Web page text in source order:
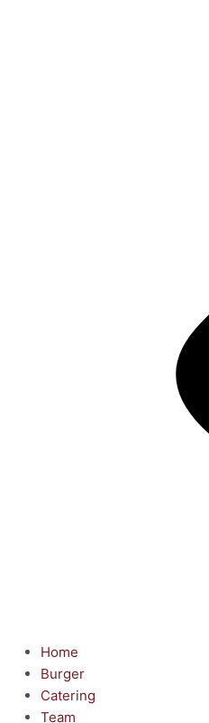
Home
Burger
Catering
Team